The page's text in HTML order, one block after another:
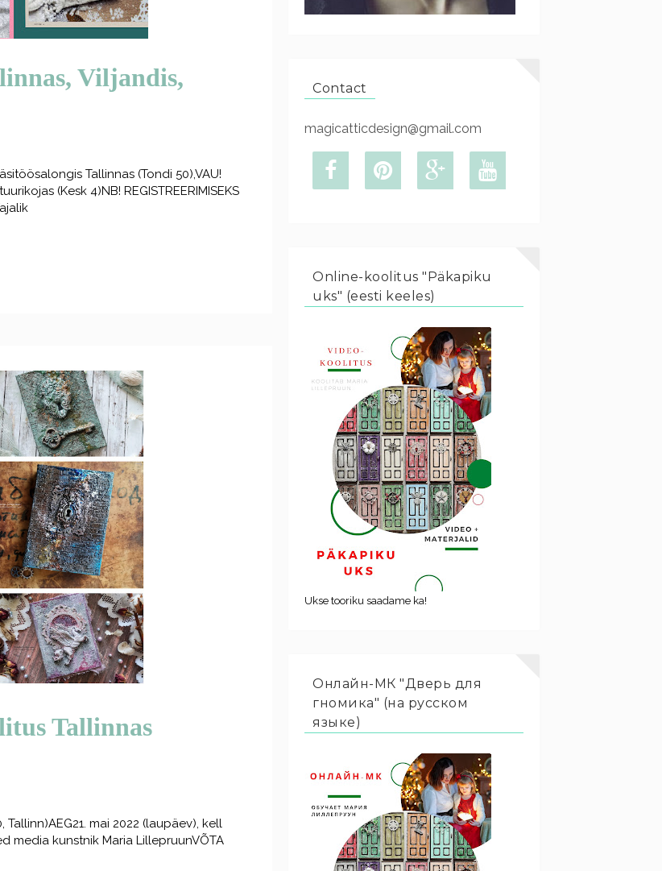
Viljandis,
Tallinnas (Tondi 50),VAU!
(Kesk 4)NB! REGISTREERIMISEKS
Tallinnas
mai 2022 (laupäev), kell
media kunstnik Maria LillepruunVÕTA
Contact
magicatticdesign@gmail.com
Online-koolitus "Päkapiku
uks" (eesti keeles)
Ukse tooriku saadame ka!
Онлайн-МК "Дверь для
гномика" (на русском
языке)